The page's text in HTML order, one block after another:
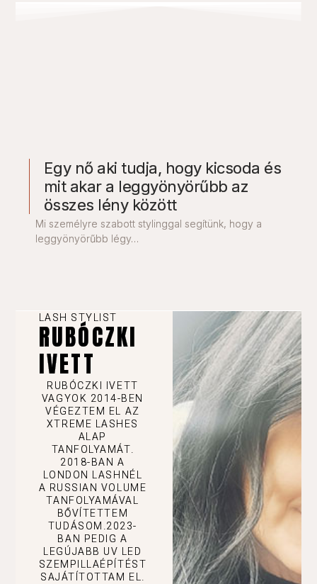
Egy nő aki tudja, hogy kicsoda és
mit akar a leggyönyörűbb az
összes lény között
Mi személyre szabott stylinggal segítünk, hogy a
leggyönyörűbb légy…
LASH STYLIST
RUBÓCZKI
IVETT
RUBÓCZKI IVETT
VAGYOK 2014-BEN
VÉGEZTEM EL AZ
XTREME LASHES
ALAP
TANFOLYAMÁT.
2018-BAN A
LONDON LASHNÉL
A RUSSIAN VOLUME
TANFOLYAMÁVAL
BŐVÍTETTEM
TUDÁSOM.2023-
BAN PEDIG A
LEGÚJABB UV LED
SZEMPILLAÉPÍTÉST
SAJÁTÍTOTTAM EL.